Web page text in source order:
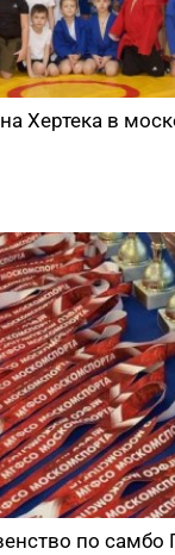
Хертека в
по